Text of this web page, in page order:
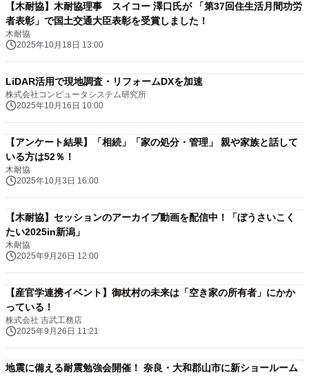
【木耐協】木耐協理事 スイコー 澤口氏が 「第37回住生活月間功労
者表彰」で国土交通大臣表彰を受賞しました！
木耐協
2025年10月18日 13:00
LiDAR活用で現地調査・リフォームDXを加速
株式会社コンピュータシステム研究所
2025年10月16日 10:00
【アンケート結果】「相続」「家の処分・管理」 親や家族と話して
いる方は52％！
木耐協
2025年10月3日 16:00
【木耐協】セッションのアーカイブ動画を配信中！「ぼうさいこく
たい2025in新潟」
木耐協
2025年9月26日 12:00
【産官学連携イベント】御杖村の未来は「空き家の所有者」にかか
っている！
株式会社 吉武工務店
2025年9月26日 11:21
地震に備える耐震勉強会開催！ 奈良・大和郡山市に新ショールーム